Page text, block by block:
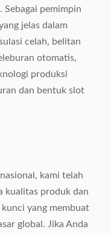
2370 × (W) 1260 ×
1710mm
pemimpin
jelas dalam
celah, belitan
otomatis,
produksi
dan bentuk slot
kami telah
kualitas produk dan
kunci yang membuat
global. Jika Anda